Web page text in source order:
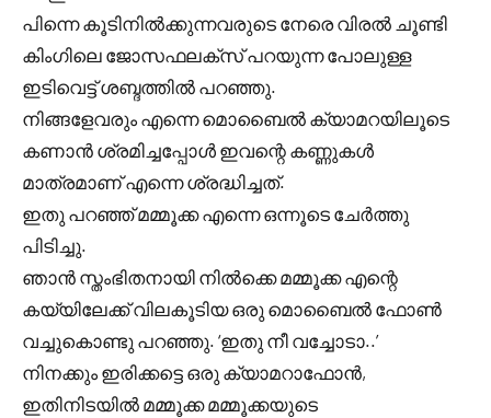
പിന്നെ കൂടിനിൽക്കുന്നവരുടെ നേരെ വിരൽ ചൂണ്ടി
കിംഗിലെ ജോസഫലക്സ് പറയുന്ന പോലുള്ള
ഇടിവെട്ട് ശബ്ദത്തിൽ പറഞ്ഞു.
നിങ്ങളേവരും എന്നെ മൊബൈൽ ക്യാമറയിലൂടെ
കണാൻ ശ്രമിച്ചപ്പോൾ ഇവന്റെ കണ്ണുകൾ
മാത്രമാണ് എന്നെ ശ്രദ്ധിച്ചത്.
ഇതു പറഞ്ഞ് മമ്മൂക്ക എന്നെ ഒന്നൂടെ ചേർത്തു
പിടിച്ചു.
ഞാൻ സ്തംഭിതനായി നിൽക്കെ മമ്മൂക്ക എന്റെ
കയ്യിലേക്ക് വിലകൂടിയ ഒരു മൊബൈൽ ഫോൺ
വച്ചുകൊണ്ടു പറഞ്ഞു. ‘ഇതു നീ വച്ചോടാ..’
നിനക്കും ഇരിക്കട്ടെ ഒരു ക്യാമറാഫോൻ,
ഇതിനിടയിൽ മമ്മൂക്ക മമ്മൂക്കയുടെ